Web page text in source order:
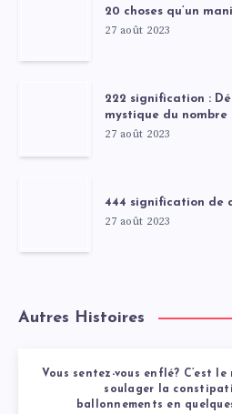
20 choses qu’un
27 août 2023
222 signification :
mystique du nombre
27 août 2023
444 signification de
27 août 2023
Autres Histoires
Vous sentez-vous enflé? C’est le
soulager la
ballonnements en